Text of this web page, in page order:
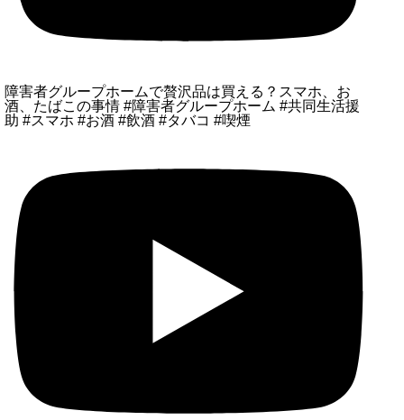
障害者グループホームで贅沢品は買える？スマホ、お
酒、たばこの事情 #障害者グループホーム #共同生活援
助 #スマホ #お酒 #飲酒 #タバコ #喫煙